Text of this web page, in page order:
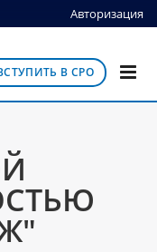
Авторизация
В СРО